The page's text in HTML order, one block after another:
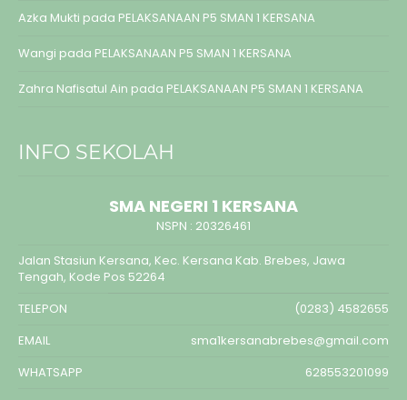
Azka Mukti pada PELAKSANAAN P5 SMAN 1 KERSANA
Wangi pada PELAKSANAAN P5 SMAN 1 KERSANA
Zahra Nafisatul Ain pada PELAKSANAAN P5 SMAN 1 KERSANA
INFO SEKOLAH
SMA NEGERI 1 KERSANA
NSPN : 20326461
Jalan Stasiun Kersana, Kec. Kersana Kab. Brebes, Jawa
Tengah, Kode Pos 52264
TELEPON
(0283) 4582655
EMAIL
sma1kersanabrebes@gmail.com
WHATSAPP
628553201099